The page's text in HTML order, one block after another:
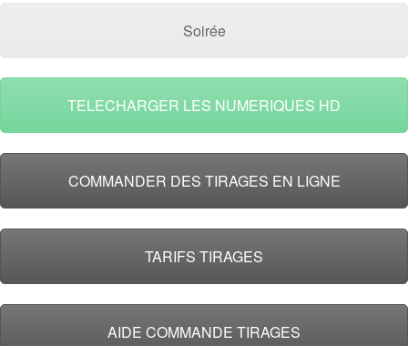
Soirée
TELECHARGER LES NUMERIQUES HD
COMMANDER DES TIRAGES EN LIGNE
TARIFS TIRAGES
AIDE COMMANDE TIRAGES